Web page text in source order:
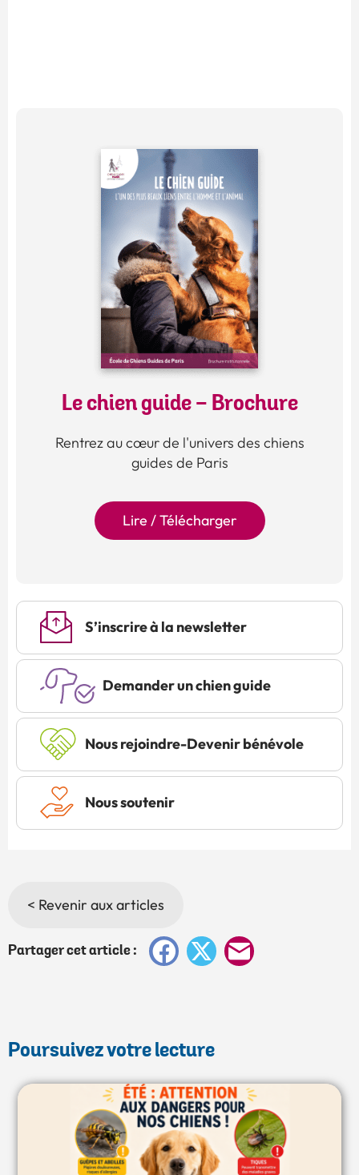
Le chien guide - Brochure
Rentrez au cœur de l'univers des chiens
guides de Paris
Lire / Télécharger
S’inscrire à la newsletter
Demander un chien guide
Nous rejoindre-Devenir bénévole
Nous soutenir
< Revenir aux articles
Partager cet article : Facebook
X
Poursuivez votre lecture